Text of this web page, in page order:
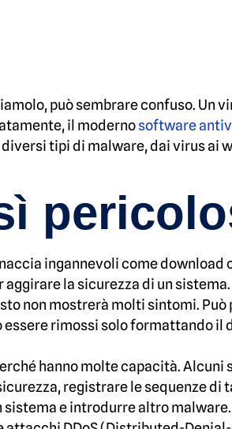
può sembrare confuso. Un
il modernosoftware
tipi di malware, dai virus ai
ingannevoli come download
aggirare la sicurezza di un sistema.
non mostrerà molti sintomi. Può
rimossi solo formattando il
hanno molte capacità.
registrare le sequenze di
e introdurre altro